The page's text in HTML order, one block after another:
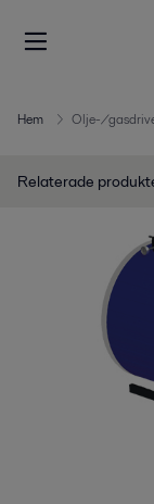
Hem Olje-/
Relaterade